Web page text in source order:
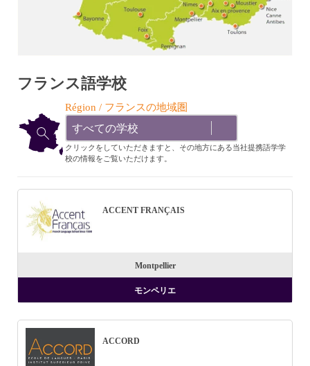
フランス語学校
Région / フランスの地域圏
Liste FLE
Select content
クリックをしていただきますと、その地方にある当社提携語学学
校の情報をご覧いただけます。
ACCENT FRANÇAIS
Montpellier
モンペリエ
ACCORD